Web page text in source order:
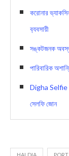
করোনার
ব‍্যবসায়ী
সঙ্কটজনক
পারিবারিক
Digha Selfie
সেলফি জোন
HALDIA PORT